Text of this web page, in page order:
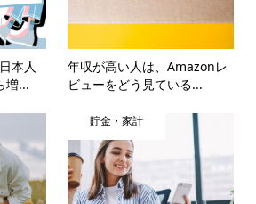
本人
増...
年収が高い人は、Amazonレ
ビューをどう見ている...
貯金・家計